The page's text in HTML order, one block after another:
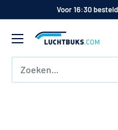
inhoud
Voor 16:30
Luchtbuks.com